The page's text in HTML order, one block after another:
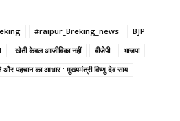
#raipur_Breking_news
BJP
खेती केवल आजीविका नहीं बीजेपी
भाजपा
और पहचान का आधार : मुख्यमंत्री विष्णु देव साय